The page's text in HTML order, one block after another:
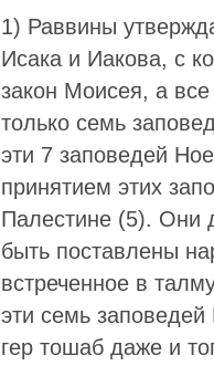
1) Раввины
Исака и Иакова, с
закон Моисея, а
только семь
эти 7 заповедей
принятием этих
Палестине (5). Они
быть поставлены
встреченное в
эти семь
гер тошаб даже и